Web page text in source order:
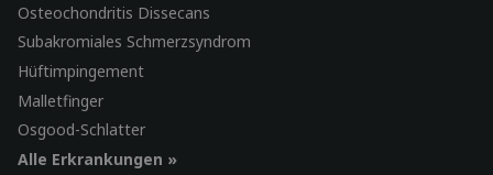
Osteochondritis Dissecans
Subakromiales Schmerzsyndrom
Hüftimpingement
Malletfinger
Osgood-Schlatter
Alle Erkrankungen »